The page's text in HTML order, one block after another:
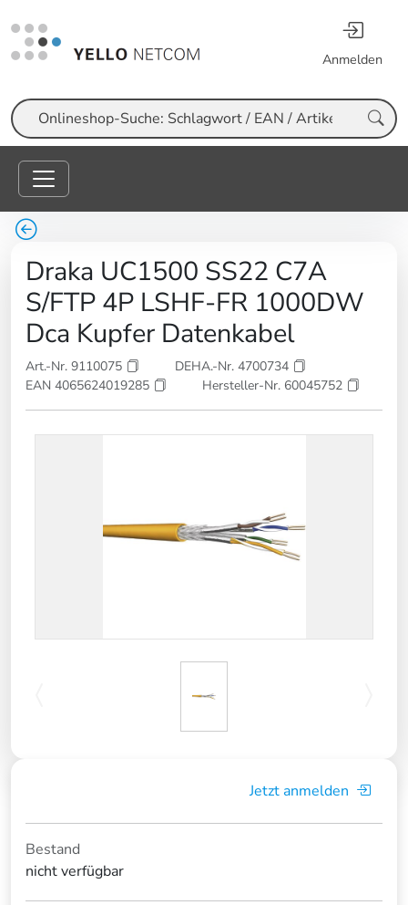
Anmelden
Suche
Draka UC1500 SS22 C7A
S/FTP 4P LSHF-FR 1000DW
Dca Kupfer Datenkabel
Art.-Nr. 9110075
DEHA.-Nr. 4700734
EAN 4065624019285
Hersteller-Nr. 60045752
Jetzt anmelden
Bestand
nicht verfügbar